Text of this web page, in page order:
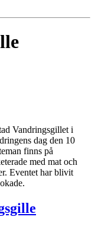
Vandringsgillet i
dag den 10
finns på
med mat och
Eventet har blivit